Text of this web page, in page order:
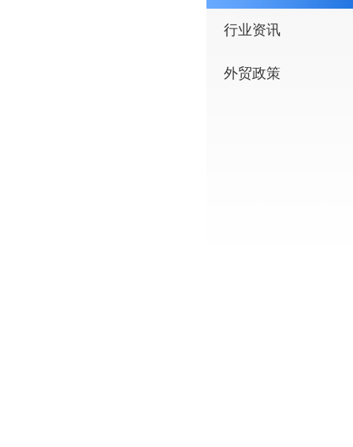
行业资讯
外贸政策